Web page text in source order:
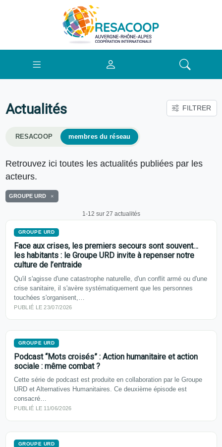
Actualités FILTRER
RESACOOP membres du réseau
Retrouvez ici toutes les actualités publiées par les
acteurs.
GROUPE URD
1-12 sur 27 actualités
GROUPE URD
Face aux crises, les premiers secours sont souvent…
les habitants : le Groupe URD invite à repenser notre
culture de l’entraide
Qu'il s'agisse d'une catastrophe naturelle, d'un conflit armé ou d'une
crise sanitaire, il s'avère systématiquement que les personnes
touchées s'organisent,…
PUBLIÉ LE 23/07/2026
GROUPE URD
Podcast “Mots croisés” : Action humanitaire et action
sociale : même combat ?
Cette série de podcast est produite en collaboration par le Groupe
URD et Alternatives Humanitaires. Ce deuxième épisode est
consacré…
PUBLIÉ LE 11/06/2026
GROUPE URD